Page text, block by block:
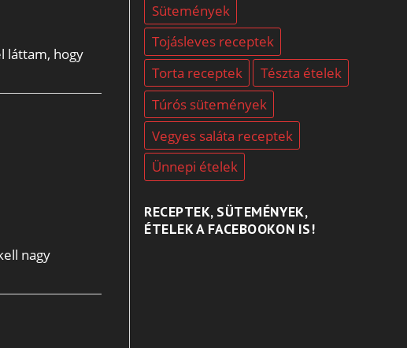
láttam, hogy
nagy
Sütemények
Tojásleves receptek
Torta receptek
Tészta ételek
Túrós sütemények
Vegyes saláta receptek
Ünnepi ételek
RECEPTEK, SÜTEMÉNYEK,
ÉTELEK A FACEBOOKON IS!